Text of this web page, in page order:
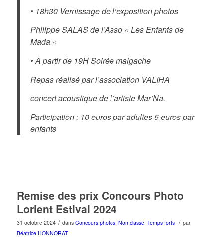
• 18h30 Vernissage de l’exposition photos
Philippe SALAS de l’Asso « Les Enfants de
Mada«
• A partir de 19H Soirée malgache
Repas réalisé par l’association VALIHA
concert acoustique de l’artiste Mar’Na.
Participation : 10 euros par adultes 5 euros par
enfants
Remise des prix Concours Photo
Lorient Estival 2024
31 octobre 2024 / dans Concours photos, Non classé, Temps forts / par
Béatrice HONNORAT